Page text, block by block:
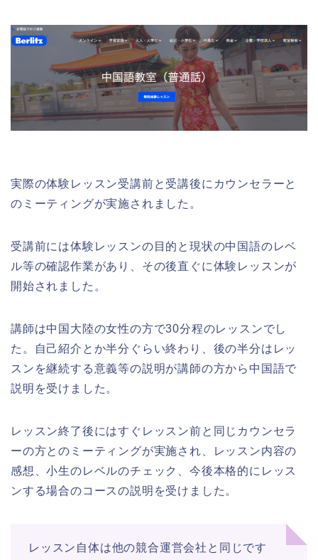
実際の体験レッスン受講前と受講後にカウンセラーと
のミーティングが実施されました。
受講前には体験レッスンの目的と現状の中国語のレベ
ル等の確認作業があり、その後直ぐに体験レッスンが
開始されました。
講師は中国大陸の女性の方で30分程のレッスンでし
た。自己紹介とか半分ぐらい終わり、後の半分はレッ
スンを継続する意義等の説明が講師の方から中国語で
説明を受けました。
レッスン終了後にはすぐレッスン前と同じカウンセラ
ーの方とのミーティングが実施され、レッスン内容の
感想、小生のレベルのチェック、今後本格的にレッス
ンする場合のコースの説明を受けました。
レッスン自体は他の競合運営会社と同じです